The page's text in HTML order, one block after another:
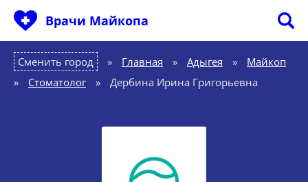
Врачи Майкопа
Сменить город Главная » Адыгея »
Майкоп
»
Стоматолог » Дербина Ирина Григорьевна